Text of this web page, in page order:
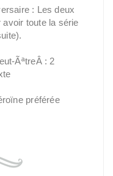
: Les deux
toute la série
préférée